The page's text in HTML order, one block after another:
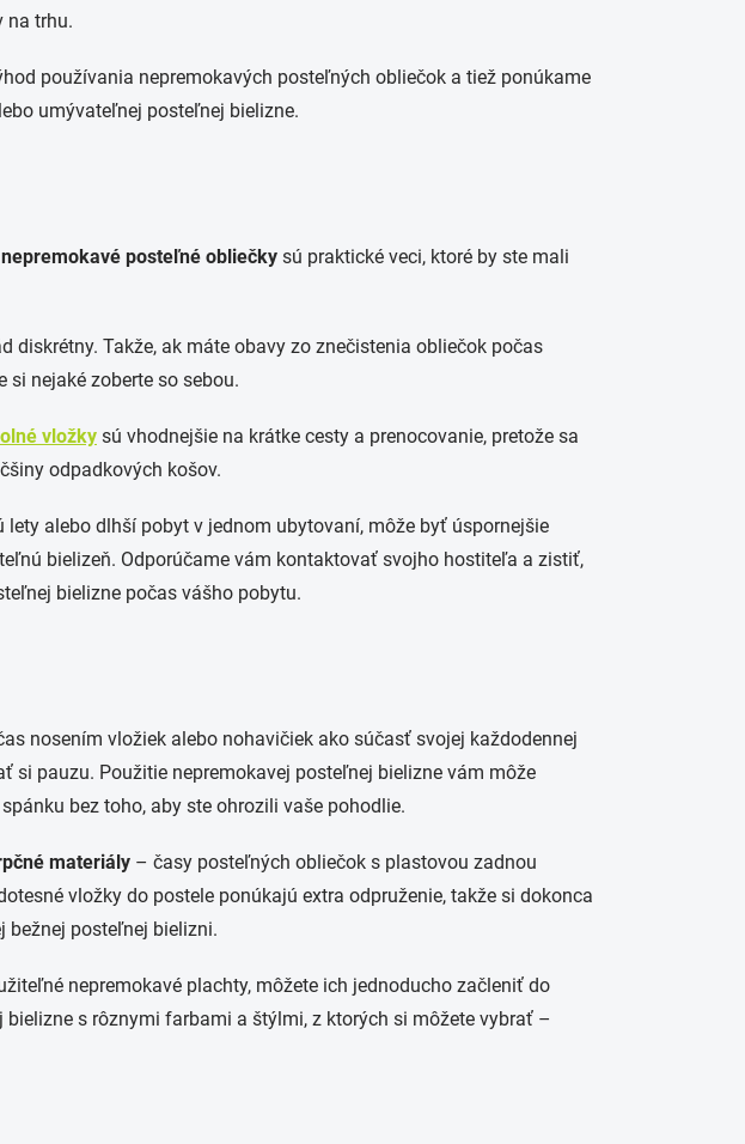
na trhu.
používania nepremokavých posteľných obliečok a tiež ponúkame
umývateľnej posteľnej bielizne.
nepremokavé posteľné obliečky sú praktické veci, ktoré by ste mali
diskrétny. Takže, ak máte obavy zo znečistenia obliečok počas
nejaké zoberte so sebou.
vložky sú vhodnejšie na krátke cesty a prenocovanie, pretože sa
odpadkových košov.
lety alebo dlhší pobyt v jednom ubytovaní, môže byť úspornejšie
bielizeň. Odporúčame vám kontaktovať svojho hostiteľa a zistiť,
bielizne počas vášho pobytu.
nosením vložiek alebo nohavičiek ako súčasť svojej každodennej
si pauzu. Použitie nepremokavej posteľnej bielizne vám môže
bez toho, aby ste ohrozili vaše pohodlie.
materiály – časy posteľných obliečok s plastovou zadnou
vložky do postele ponúkajú extra odpruženie, takže si dokonca
bežnej posteľnej bielizni.
nepremokavé plachty, môžete ich jednoducho začleniť do
s rôznymi farbami a štýlmi, z ktorých si môžete vybrať –